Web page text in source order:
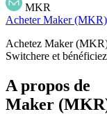
MKR
Acheter Maker (MKR)
Achetez Maker
Switchere et
A propos de
Maker